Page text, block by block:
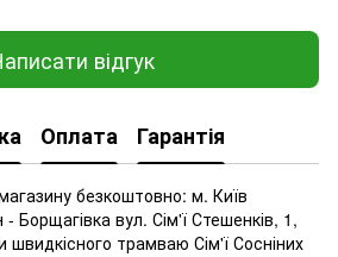
відгук
Оплата Гарантія
безкоштовно: м. Київ
Борщагівка вул. Сім'ї Стешенків, 1,
швидкісного трамваю Сім'ї Сосніних